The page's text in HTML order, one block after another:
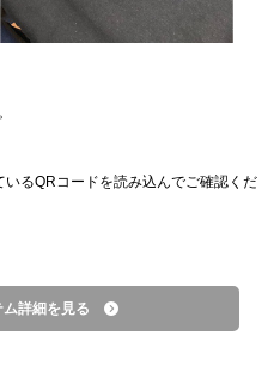
るQRコードを読み込んでご確認くだ
ム詳細を見る